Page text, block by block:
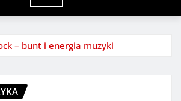
– bunt i energia muzyki